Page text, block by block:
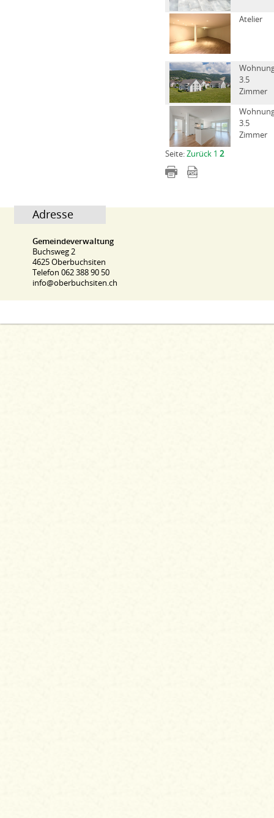
Atelier
3.5
Zimmer
3.5
Zimmer
Seite: Zurück 1 2
Adresse
Gemeindeverwaltung
Buchsweg 2
4625 Oberbuchsiten
Telefon 062 388 90 50
info@oberbuchsiten.ch